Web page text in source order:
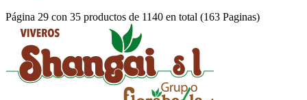
Página 29 con 35 productos de 1140 en total (163 Paginas)